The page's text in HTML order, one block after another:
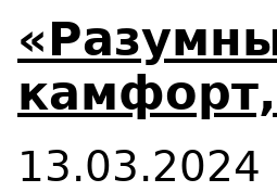
камфорт,
13.03.2024